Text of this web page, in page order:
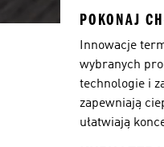
POKONAJ
Innowacje
wybranych
technologie i
zapewniają
ułatwiają